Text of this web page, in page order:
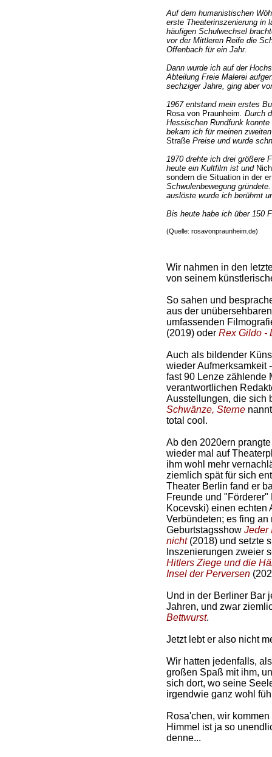
Auf dem humanistischen
erste Theaterinszenierung in
häufigen Schulwechsel
vor der Mittleren Reife die
Offenbach für ein Jahr.
Dann wurde ich auf der
Abteilung Freie Malerei
sechziger Jahre, ging aber
1967 entstand mein erstes
Rosa von Praunheim. Durch
Hessischen Rundfunk
bekam ich für meinen
Straße Preise und wurde
1970 drehte ich drei größere
heute ein Kultfilm ist und
sondern die Situation in der
Schwulenbewegung
auslöste wurde ich berühmt
Bis heute habe ich über 150
(Quelle: rosavonpraunheim.de)
Wir nahmen in den
von seinem
So sahen und
aus der
umfassenden
(2019) oder Rex Gildo -
Auch als bildender
wieder Aufmerksamkeit
fast 90 Lenze zählende
verantwortlichen
Ausstellungen, die sich
Schwänze, Sterne
total cool.
Ab den 2020ern
wieder mal auf
ihm wohl mehr
ziemlich spät für sich
Theater Berlin fand er
Freunde und
Kocevski) einen echten
Verbündeten; es fing
Geburtstagsshow Jeder
nicht(2018) und setzte
Inszenierungen zweier
Hitlers Ziege und die
Insel der Perversen
Und in der Berliner Bar
Jahren, und zwar
Bettwurst.
Jetzt lebt er also nicht
Wir hatten jedenfalls,
großen Spaß mit ihm,
sich dort, wo seine
irgendwie ganz wohl
Rosa'chen, wir
Himmel ist ja so
denne...